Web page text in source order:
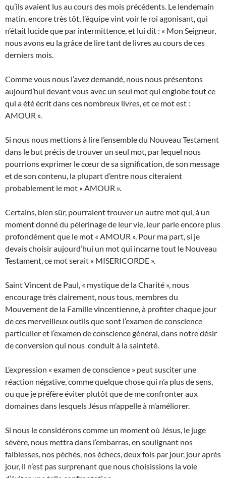
qu’ils avaient lus au cours des mois précédents. Le lendemain
matin, encore très tôt, l’équipe vint voir le roi agonisant, qui
n’était lucide que par intermittence, et lui dit : « Mon Seigneur,
nous avons eu la grâce de lire tant de livres au cours de ces
derniers mois.
Comme vous nous l’avez demandé, nous nous présentons
aujourd’hui devant vous avec un seul mot qui englobe tout ce
qui a été écrit dans ces nombreux livres, et ce mot est :
AMOUR ».
Si nous nous mettions à lire l’ensemble du Nouveau Testament
dans le but précis de trouver un seul mot, par lequel nous
pourrions exprimer le cœur de sa signification, de son message
et de son contenu, la plupart d’entre nous citeraient
probablement le mot « AMOUR ».
Certains, bien sûr, pourraient trouver un autre mot qui, à un
moment donné du pèlerinage de leur vie, leur parle encore plus
profondément que le mot « AMOUR ». Pour ma part, si je
devais choisir aujourd’hui un mot qui incarne tout le Nouveau
Testament, ce mot serait « MISERICORDE ».
Saint Vincent de Paul, « mystique de la Charité », nous
encourage très clairement, nous tous, membres du
Mouvement de la Famille vincentienne, à profiter chaque jour
de ces merveilleux outils que sont l’examen de conscience
particulier et l’examen de conscience général, dans notre désir
de conversion qui nous conduit à la sainteté.
L’expression « examen de conscience » peut susciter une
réaction négative, comme quelque chose qui n’a plus de sens,
ou que je préfère éviter plutôt que de me confronter aux
domaines dans lesquels Jésus m’appelle à m’améliorer.
Si nous le considérons comme un moment où Jésus, le juge
sévère, nous mettra dans l’embarras, en soulignant nos
faiblesses, nos péchés, nos échecs, deux fois par jour, jour après
jour, il n’est pas surprenant que nous choisissions la voie